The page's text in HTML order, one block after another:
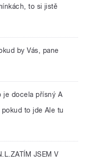
to si jistě
by Vás, pane
je docela přísný A
to jde Ale tu
JSEM V